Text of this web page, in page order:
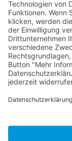
Service
Media
© 2026
AGB